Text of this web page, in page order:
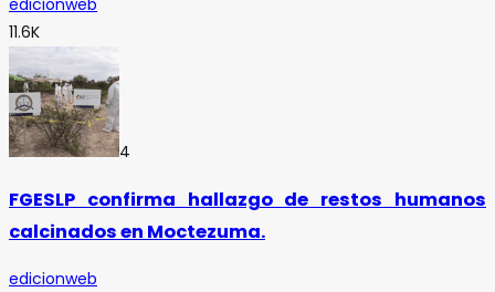
11.6K
4
FGESLP confirma hallazgo de restos humanos
calcinados en Moctezuma.
edicionweb